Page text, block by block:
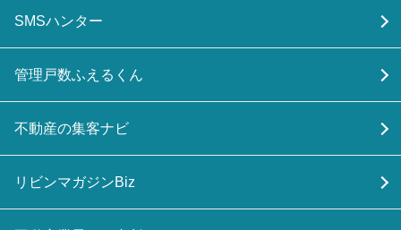
SMSハンター
管理戸数ふえるくん
不動産の集客ナビ
リビンマガジンBiz